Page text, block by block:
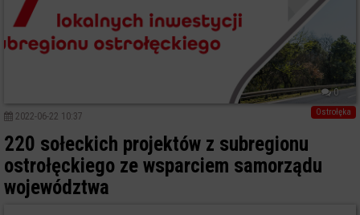
0
Ostrołęka
2022-06-22 10:37
220 sołeckich projektów z subregionu
ostrołęckiego ze wsparciem samorządu
województwa